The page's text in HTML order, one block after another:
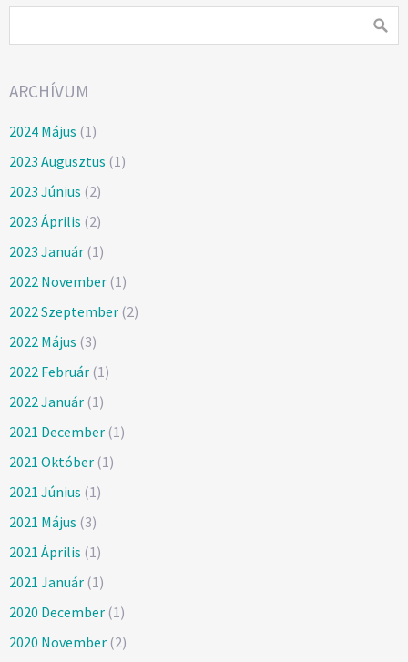
ARCHÍVUM
2024 Május (1)
2023 Augusztus (1)
2023 Június (2)
2023 Április (2)
2023 Január (1)
2022 November (1)
2022 Szeptember (2)
2022 Május (3)
2022 Február (1)
2022 Január (1)
2021 December (1)
2021 Október (1)
2021 Június (1)
2021 Május (3)
2021 Április (1)
2021 Január (1)
2020 December (1)
2020 November (2)